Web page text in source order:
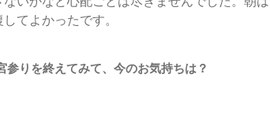
てよかったです。
参りを終えてみて、今のお気持ちは？